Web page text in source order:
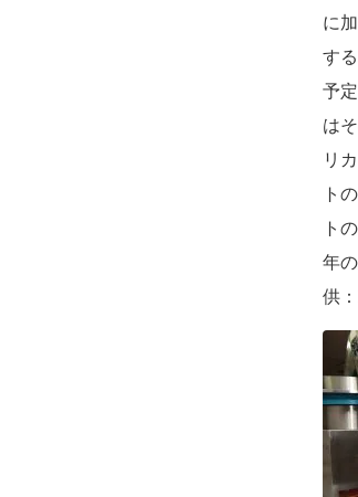
に
す
予定
は
リ
ト
ト
年
供